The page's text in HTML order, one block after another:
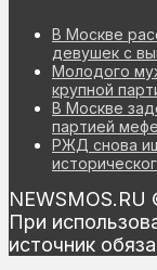
В Москве
девушек с
Молодого
крупной
В Москве
партией
РЖД снова
При
источник